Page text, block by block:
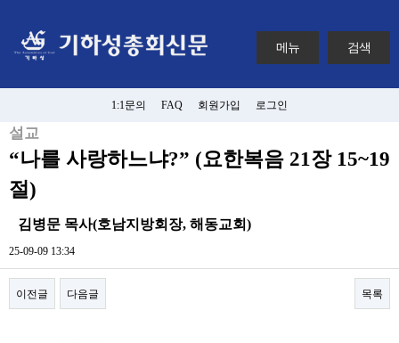
메뉴 검색
1:1문의 FAQ 회원가입 로그인
설교
“나를 사랑하느냐?” (요한복음 21장 15~19
절)
김병문 목사(호남지방회장, 해동교회)
25-09-09 13:34
이전글 다음글 목록